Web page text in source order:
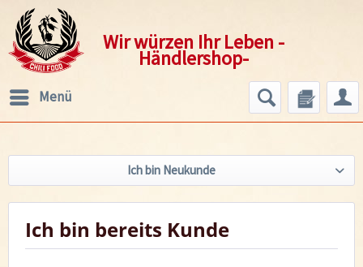
Wir würzen Ihr Leben -
Händlershop-
Menü
Ich bin Neukunde
Ich bin bereits Kunde